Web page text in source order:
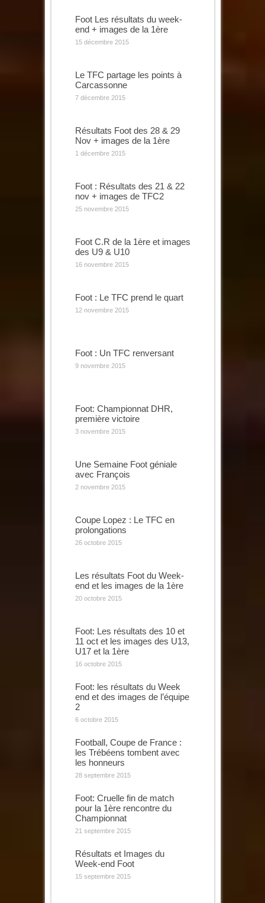
Foot Les résultats du week-
end + images de la 1ère
15 décembre 2015
Le TFC partage les points à
Carcassonne
7 décembre 2015
Résultats Foot des 28 & 29
Nov + images de la 1ère
1 décembre 2015
Foot : Résultats des 21 & 22
nov + images de TFC2
25 novembre 2015
Foot C.R de la 1ère et images
des U9 & U10
16 novembre 2015
Foot : Le TFC prend le quart
12 novembre 2015
Foot : Un TFC renversant
9 novembre 2015
Foot: Championnat DHR,
première victoire
3 novembre 2015
Une Semaine Foot géniale
avec François
2 novembre 2015
Coupe Lopez : Le TFC en
prolongations
26 octobre 2015
Les résultats Foot du Week-
end et les images de la 1ère
20 octobre 2015
Foot: Les résultats des 10 et
11 oct et les images des U13,
U17 et la 1ère
16 octobre 2015
Foot: les résultats du Week
end et des images de l’équipe
2
6 octobre 2015
Football, Coupe de France :
les Trébéens tombent avec
les honneurs
28 septembre 2015
Foot: Cruelle fin de match
pour la 1ère rencontre du
Championnat
21 septembre 2015
Résultats et Images du
Week-end Foot
15 septembre 2015